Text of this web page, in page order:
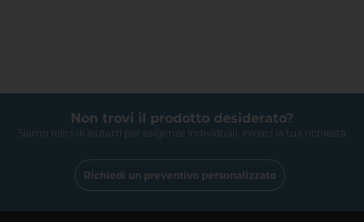
Non trovi il prodotto desiderato?
Siamo felici di aiutarti per esigenze individuali, inviaci la tua richiesta
Richiedi un preventivo personalizzato